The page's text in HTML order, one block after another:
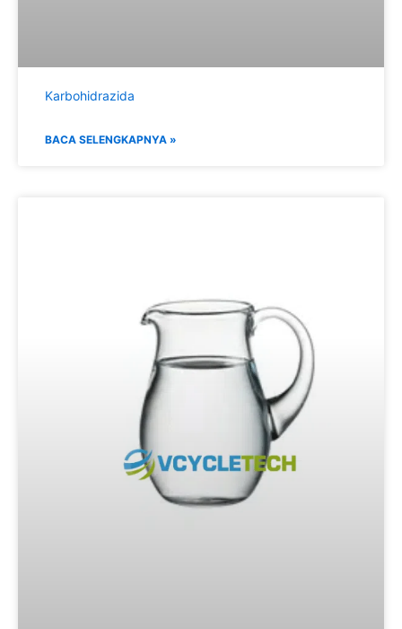
Karbohidrazida
BACA SELENGKAPNYA »